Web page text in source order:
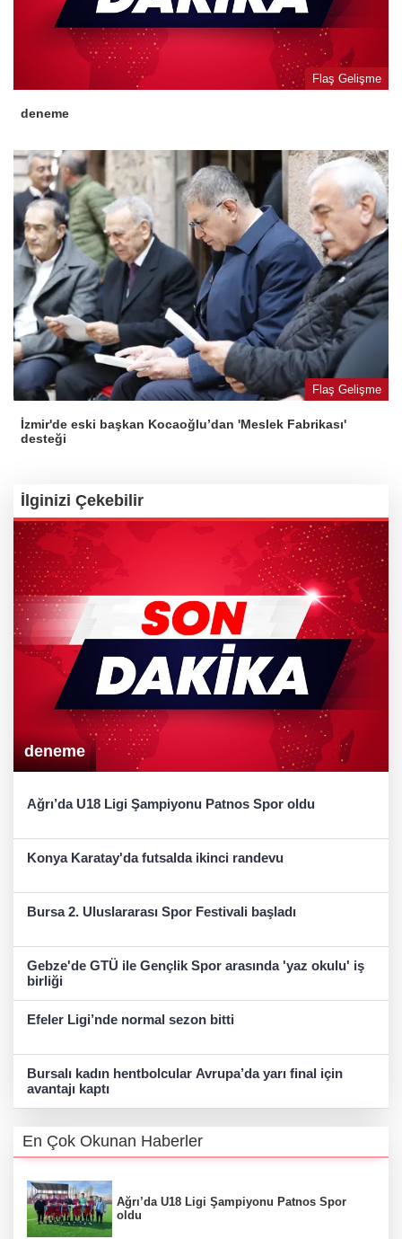
Flaş Gelişme
deneme
Flaş Gelişme
İzmir'de eski başkan Kocaoğlu’dan 'Meslek Fabrikası'
desteği
İlginizi Çekebilir
deneme
Ağrı’da U18 Ligi Şampiyonu Patnos Spor oldu
Konya Karatay'da futsalda ikinci randevu
Bursa 2. Uluslararası Spor Festivali başladı
Gebze'de GTÜ ile Gençlik Spor arasında 'yaz okulu' iş
birliği
Efeler Ligi’nde normal sezon bitti
Bursalı kadın hentbolcular Avrupa’da yarı final için
avantajı kaptı
En Çok Okunan Haberler
Ağrı’da U18 Ligi Şampiyonu Patnos Spor
oldu